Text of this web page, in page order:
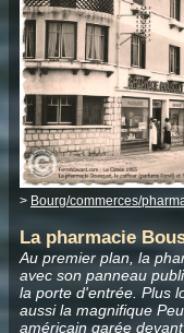
> Bourg/commerces/
La pharmacie
Au premier plan, la
avec son panneau
la porte d'entrée. Plus
aussi la magnifique
américain garée